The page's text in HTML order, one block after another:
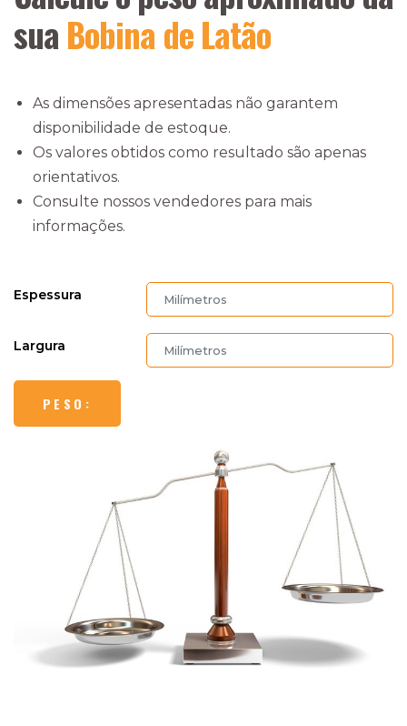
suaBobina de Latão
As dimensões apresentadas não garantem
disponibilidade de estoque.
Os valores obtidos como resultado são apenas
orientativos.
Consulte nossos vendedores para mais
informações.
Espessura
Largura
PESO: